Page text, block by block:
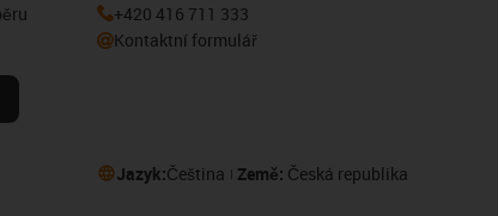
+420 416 711 333
Kontaktní formulář
Jazyk:Čeština Země: Česká republika